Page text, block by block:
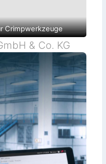
Crimpwerkzeuge
& Co. KG